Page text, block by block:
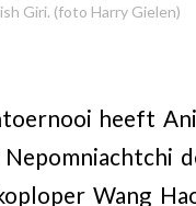
Giri. (foto Harry Gielen)
heeft
Wang